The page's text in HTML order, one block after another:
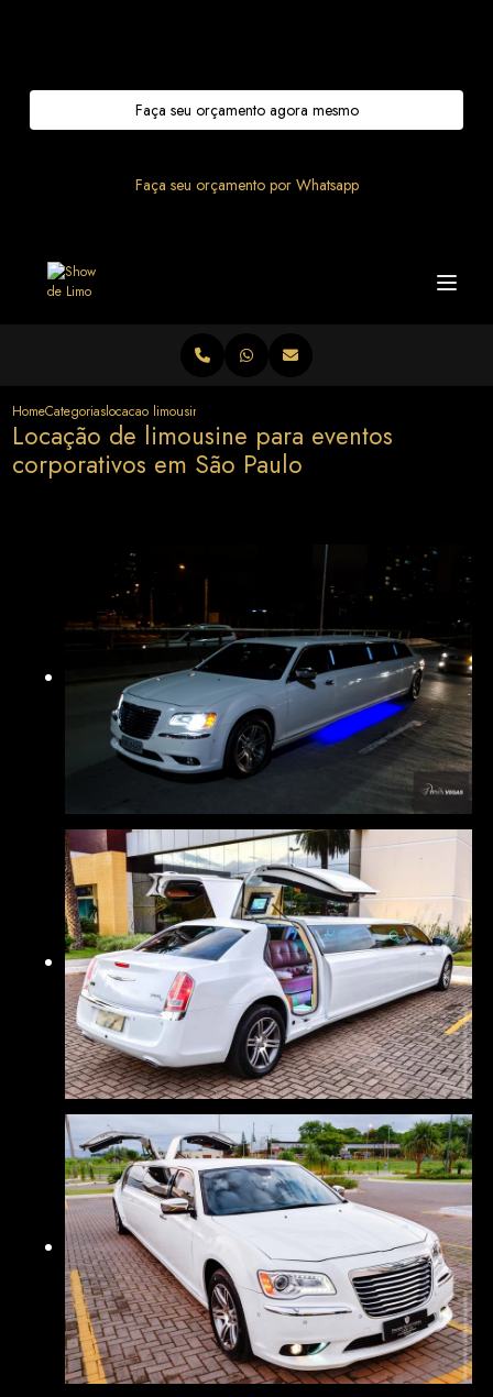
Faça seu orçamento agora mesmo
Faça seu orçamento por Whatsapp
HomeCategoriaslocacao limousine eventos corporativos sao paulo
Locação de limousine para eventos
corporativos em São Paulo